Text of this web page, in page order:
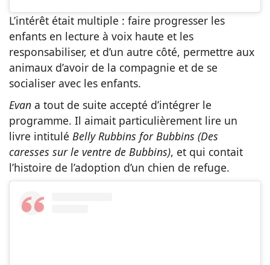
L’intérêt était multiple : faire progresser les
enfants en lecture à voix haute et les
responsabiliser, et d’un autre côté, permettre aux
animaux d’avoir de la compagnie et de se
socialiser avec les enfants.
Evan a tout de suite accepté d’intégrer le
programme. Il aimait particulièrement lire un
livre intitulé Belly Rubbins for Bubbins (Des
caresses sur le ventre de Bubbins), et qui contait
l’histoire de l’adoption d’un chien de refuge.